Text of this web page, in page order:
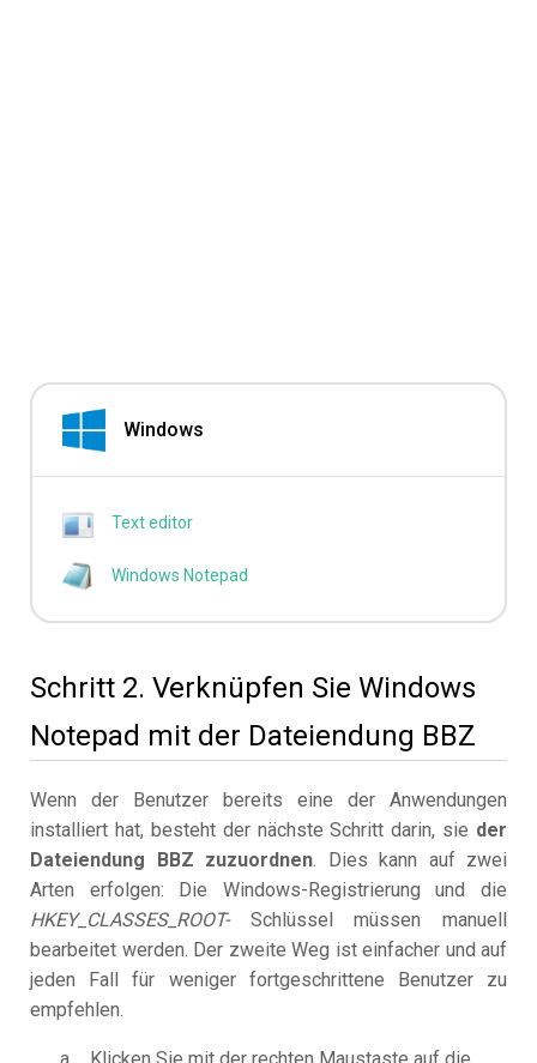
Windows
Text editor
Windows Notepad
Schritt 2. Verknüpfen Sie Windows
Notepad mit der Dateiendung BBZ
Wenn der Benutzer bereits eine der Anwendungen
installiert hat, besteht der nächste Schritt darin, sie der
Dateiendung BBZ zuzuordnen. Dies kann auf zwei
Arten erfolgen: Die Windows-Registrierung und die
HKEY_CLASSES_ROOT-Schlüssel müssen manuell
bearbeitet werden. Der zweite Weg ist einfacher und auf
jeden Fall für weniger fortgeschrittene Benutzer zu
empfehlen.